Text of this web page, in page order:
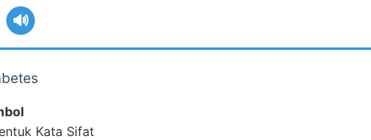
🔊
Kata Sifat